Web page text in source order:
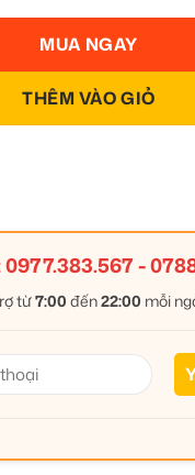
THÊM VÀO GIỎ
MUA NGAY
0977.383.567-
từ7:00 đến22:00 mỗi